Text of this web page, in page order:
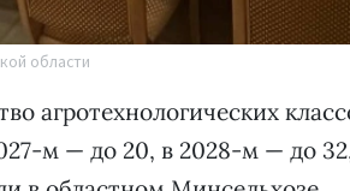
области
агротехнологических
м — до 20, в 2028-м — до